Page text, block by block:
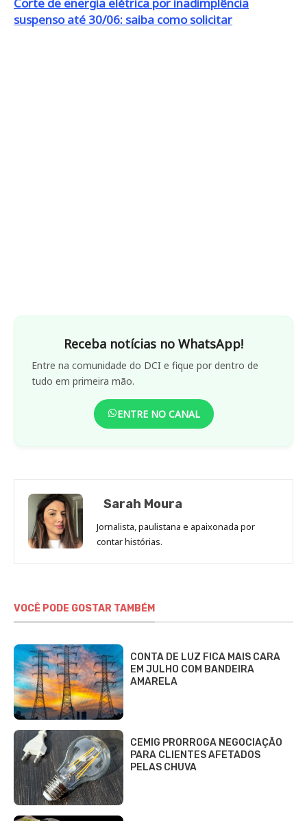
suspenso até 30/06: saiba como solicitar
Receba notícias no WhatsApp!
Entre na comunidade do DCI e fique por dentro de
tudo em primeira mão.
ENTRE NO CANAL
Sarah Moura
Jornalista, paulistana e apaixonada por
contar histórias.
VOCÊ PODE GOSTAR TAMBÉM
CONTA DE LUZ FICA MAIS CARA
EM JULHO COM BANDEIRA
AMARELA
CEMIG PRORROGA NEGOCIAÇÃO
PARA CLIENTES AFETADOS
PELAS CHUVA